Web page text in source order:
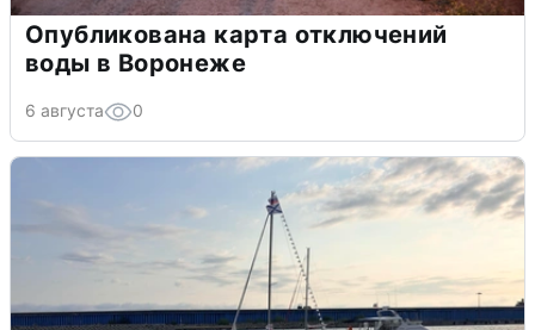
Опубликована карта отключений
воды в Воронеже
6 августа 0